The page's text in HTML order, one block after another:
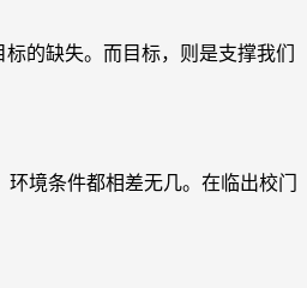
的缺失。而目标，则是支撑我们
境条件都相差无几。在临出校门